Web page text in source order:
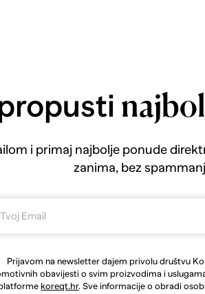
i primaj najbolje ponude
zanima, bez
Prijavom na newsletter dajem privolu društvu
obavijesti o svim proizvodima i
koreqt.hr. Sve informacije o obradi